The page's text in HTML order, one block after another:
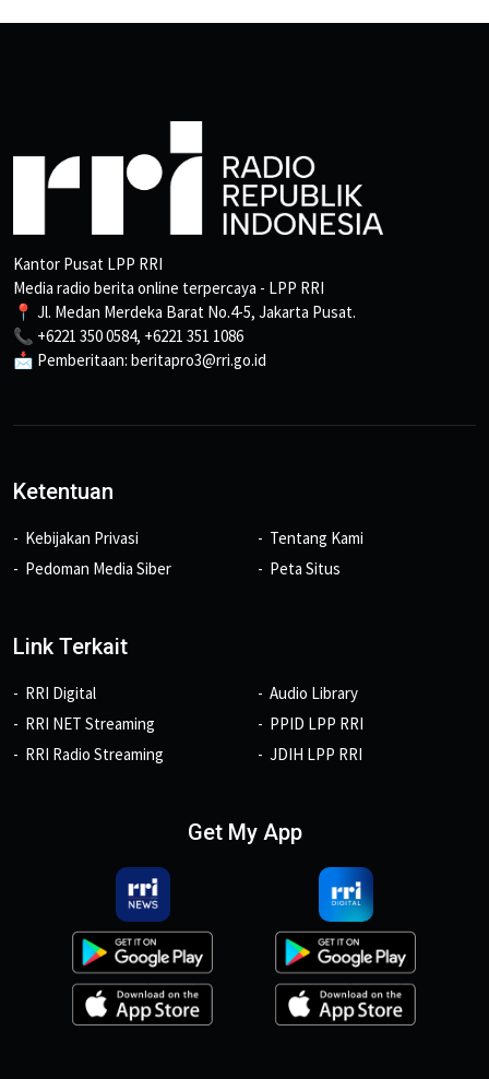
Kantor Pusat LPP RRI
Media radio berita online terpercaya - LPP RRI
📍 Jl. Medan Merdeka Barat No.4-5, Jakarta Pusat.
📞 +6221 350 0584, +6221 351 1086
📩 Pemberitaan: beritapro3@rri.go.id
Ketentuan
Kebijakan Privasi
Pedoman Media Siber
Tentang Kami
Peta Situs
Link Terkait
RRI Digital
RRI NET Streaming
RRI Radio Streaming
Audio Library
PPID LPP RRI
JDIH LPP RRI
Get My App